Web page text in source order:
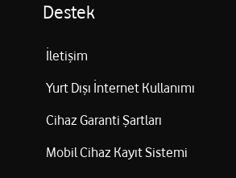
Destek
İletişim
Yurt Dışı İnternet Kullanımı
Cihaz Garanti Şartları
Mobil Cihaz Kayıt Sistemi